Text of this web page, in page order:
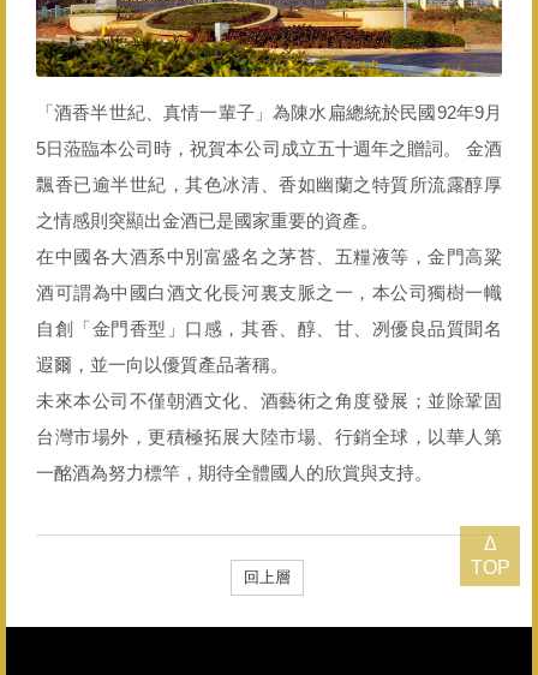
Δ
TOP
「酒香半世紀、真情一輩子」為陳水扁總統於民國92年9月
5日蒞臨本公司時，祝賀本公司成立五十週年之贈詞。 金酒
飄香已逾半世紀，其色冰清、香如幽蘭之特質所流露醇厚
之情感則突顯出金酒已是國家重要的資產。
在中國各大酒系中別富盛名之茅苔、五糧液等，金門高粱
酒可謂為中國白酒文化長河裏支脈之一，本公司獨樹一幟
自創「金門香型」口感，其香、醇、甘、冽優良品質聞名
遐爾，並一向以優質產品著稱。
未來本公司不僅朝酒文化、酒藝術之角度發展；並除鞏固
台灣市場外，更積極拓展大陸市場、行銷全球，以華人第
一酩酒為努力標竿，期待全體國人的欣賞與支持。
回上層